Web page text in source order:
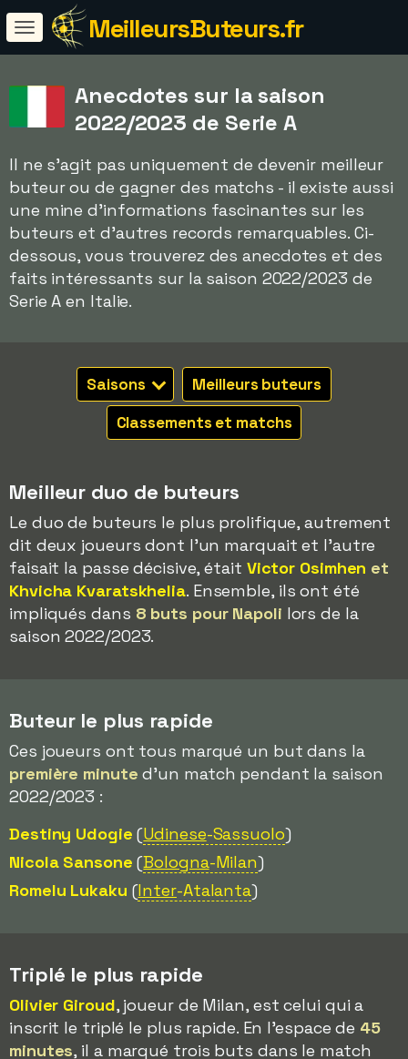
MeilleursButeurs.fr
Anecdotes sur la saison
2022/2023 de Serie A
Il ne s'agit pas uniquement de devenir meilleur
buteur ou de gagner des matchs - il existe aussi
une mine d'informations fascinantes sur les
buteurs et d'autres records remarquables. Ci-
dessous, vous trouverez des anecdotes et des
faits intéressants sur la saison 2022/2023 de
Serie A en Italie.
Saisons
Meilleurs buteurs
Classements et matchs
Meilleur duo de buteurs
Le duo de buteurs le plus prolifique, autrement
dit deux joueurs dont l'un marquait et l'autre
faisait la passe décisive, était Victor Osimhen et
Khvicha Kvaratskhelia. Ensemble, ils ont été
impliqués dans 8 buts pour Napoli lors de la
saison 2022/2023.
Buteur le plus rapide
Ces joueurs ont tous marqué un but dans la
première minute d'un match pendant la saison
2022/2023 :
Destiny Udogie (Udinese-Sassuolo)
Nicola Sansone (Bologna-Milan)
Romelu Lukaku (Inter-Atalanta)
Triplé le plus rapide
Olivier Giroud, joueur de Milan, est celui qui a
inscrit le triplé le plus rapide. En l'espace de 45
minutes, il a marqué trois buts dans le match